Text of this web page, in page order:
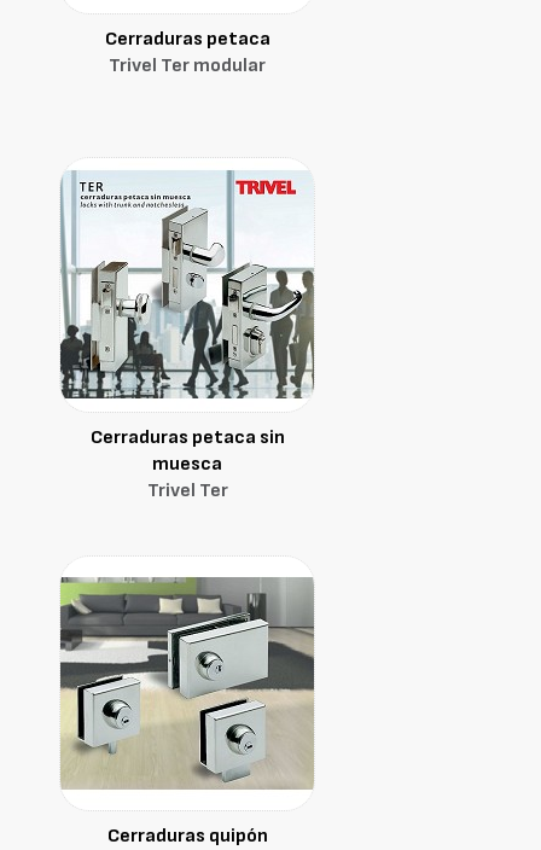
Cerraduras petaca
Trivel Ter modular
Cerraduras petaca sin
muesca
Trivel Ter
Cerraduras quipón